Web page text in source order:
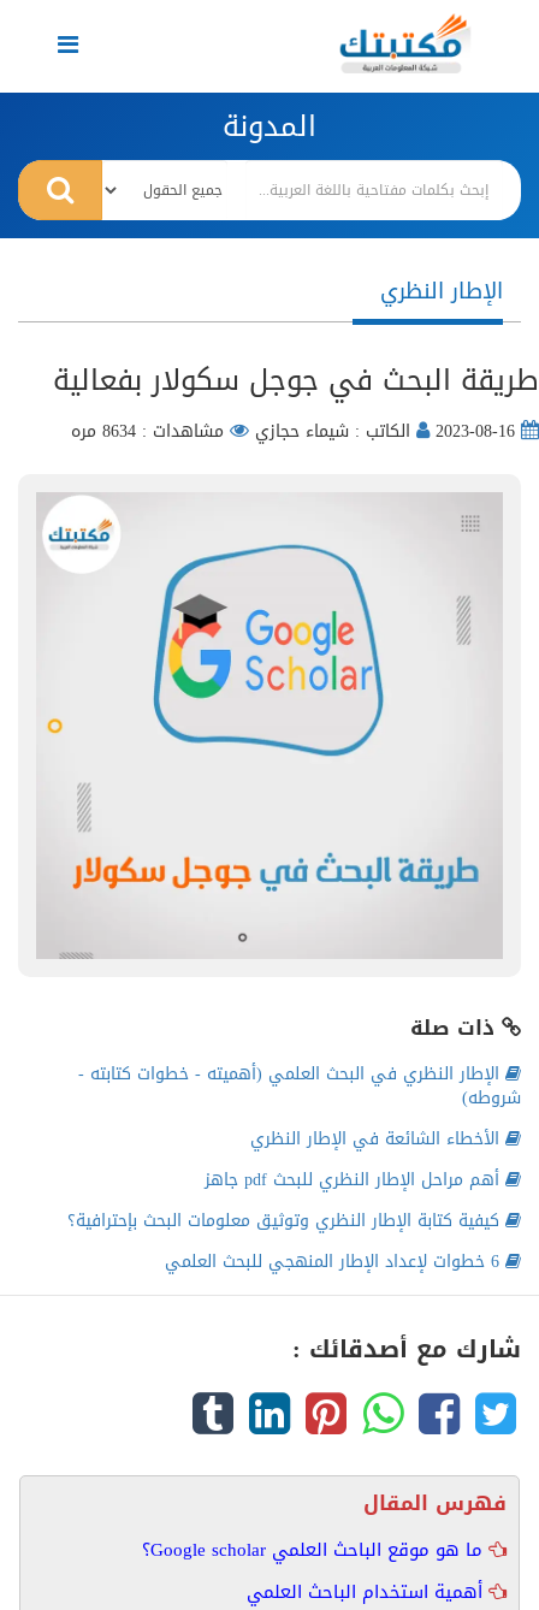
Toggle
navigation
المدونة
الإطار النظري
طريقة البحث في جوجل سكولار بفعالية
الكاتب : شيماء حجازي مشاهدات : 8634 مره
ذات صلة
الإطار النظري في البحث العلمي (أهميته - خطوات كتابته -
شروطه)
الأخطاء الشائعة في الإطار النظري
أهم مراحل الإطار النظري للبحث pdf جاهز
كيفية كتابة الإطار النظري وتوثيق معلومات البحث بإحترافية؟
شارك مع أصدقائك :
فهرس المقال
ما هو موقع الباحث العلمي Google scholar؟
أهمية استخدام الباحث العلمي